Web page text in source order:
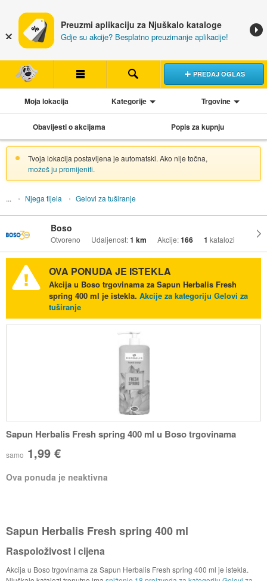
Preuzmi aplikaciju za Njuškalo kataloge
Gdje su akcije? Besplatno preuzimanje aplikacije!
PREDAJ OGLAS
Moja lokacija Kategorije Trgovine
Obavijesti o akcijama Popis za kupnju
Tvoja lokacija postavljena je automatski. Ako nije točna,
možeš ju promijeniti.
Njega tijela Gelovi za tuširanje
Boso
Otvoreno Udaljenost:1 km Akcije:166 1 katalozi
OVA PONUDA JE ISTEKLA
Akcija u Boso trgovinama za Sapun Herbalis Fresh
spring 400 ml je istekla. Akcije za kategoriju Gelovi za
tuširanje
Sapun Herbalis Fresh spring 400 ml u Boso trgovinama
samo 1,99 €
Ova ponuda je neaktivna
Sapun Herbalis Fresh spring 400 ml
Raspoloživost i cijena
Akcija u Boso trgovinama za Sapun Herbalis Fresh spring 400 ml je istekla.